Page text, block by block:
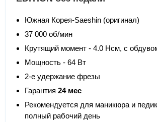
Южная Корея-Saeshin (оригинал)
37 000 об/мин
Крутящий момент - 4.0 Нсм, с
Мощность - 64 Вт
2-е удержание фрезы
Гарантия24 мес
Рекомендуется для маникюра и
полный рабочий день